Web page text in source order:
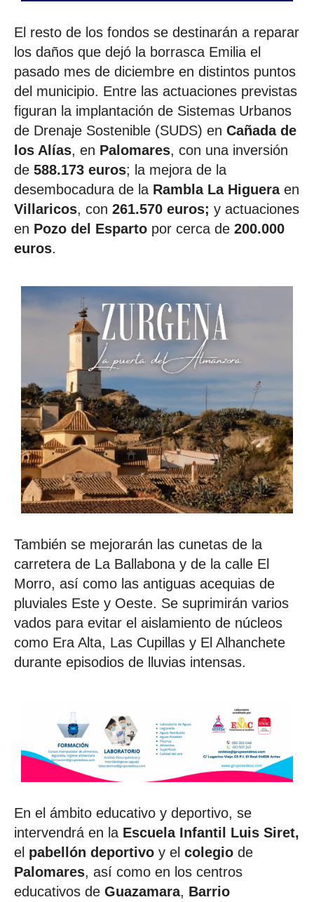
El resto de los fondos se destinarán a reparar
los daños que dejó la borrasca Emilia el
pasado mes de diciembre en distintos puntos
del municipio. Entre las actuaciones previstas
figuran la implantación de Sistemas Urbanos
de Drenaje Sostenible (SUDS) en Cañada de
los Alías, en Palomares, con una inversión
de 588.173 euros; la mejora de la
desembocadura de la Rambla La Higueraen
Villaricos, con 261.570 euros; y actuaciones
en Pozo del Esparto por cerca de 200.000
euros.
También se mejorarán las cunetas de la
carretera de La Ballabona y de la calle El
Morro, así como las antiguas acequias de
pluviales Este y Oeste. Se suprimirán varios
vados para evitar el aislamiento de núcleos
como Era Alta, Las Cupillas y El Alhanchete
durante episodios de lluvias intensas.
En el ámbito educativo y deportivo, se
intervendrá en la Escuela Infantil Luis Siret,
el pabellón deportivo y el colegio de
Palomares, así como en los centros
educativos de Guazamara, Barrio